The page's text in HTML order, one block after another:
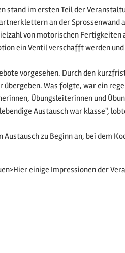
im ersten Teil der
an der
von motorischen
ein Ventil verschafft werden
vorgesehen. Durch den
Was folgte, war ein
Übungsleiterinnen und
Austausch war klasse",
zu Beginn an, bei dem
einige Impressionen der